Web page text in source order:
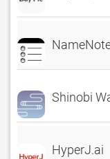
Shinobi
HyperJ.ai